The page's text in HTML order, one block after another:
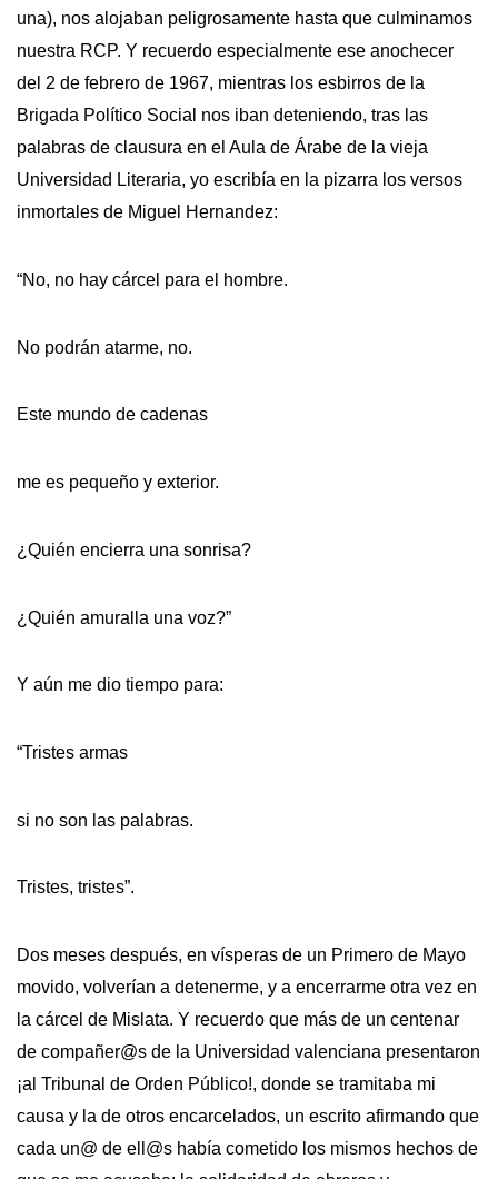
una), nos alojaban peligrosamente hasta que culminamos
nuestra RCP. Y recuerdo especialmente ese anochecer
del 2 de febrero de 1967, mientras los esbirros de la
Brigada Político Social nos iban deteniendo, tras las
palabras de clausura en el Aula de Árabe de la vieja
Universidad Literaria, yo escribía en la pizarra los versos
inmortales de Miguel Hernandez:
“No, no hay cárcel para el hombre.
No podrán atarme, no.
Este mundo de cadenas
me es pequeño y exterior.
¿Quién encierra una sonrisa?
¿Quién amuralla una voz?”
Y aún me dio tiempo para:
“Tristes armas
si no son las palabras.
Tristes, tristes”.
Dos meses después, en vísperas de un Primero de Mayo
movido, volverían a detenerme, y a encerrarme otra vez en
la cárcel de Mislata. Y recuerdo que más de un centenar
de compañer@s de la Universidad valenciana presentaron
¡al Tribunal de Orden Público!, donde se tramitaba mi
causa y la de otros encarcelados, un escrito afirmando que
cada un@ de ell@s había cometido los mismos hechos de